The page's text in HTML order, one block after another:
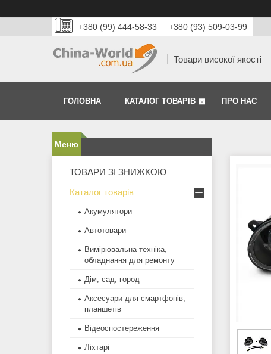
+380 (99) 444-58-33 +380 (93) 509-03-99
Товари високої якості
ГОЛОВНА КАТАЛОГ ТОВАРІВ ПРО НАС
ТОВАРИ ЗІ ЗНИЖКОЮ
Каталог товарів
Акумулятори
Автотовари
Вимірювальна техніка,
обладнання для ремонту
Дім, сад, город
Аксесуари для смартфонів,
планшетів
Відеоспостереження
Ліхтарі